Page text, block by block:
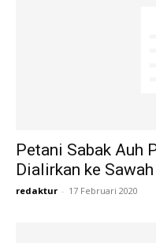
Petani Sabak Auh
Dialirkan ke Sawah
redaktur - 17 Februari 2020